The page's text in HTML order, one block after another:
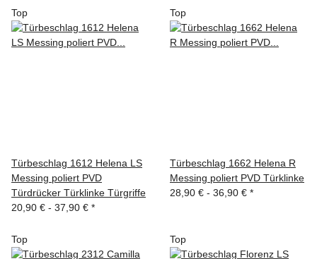
Top
Türbeschlag 1612 Helena LS
Messing poliert PVD
Türdrücker Türklinke Türgriffe
20,90 € - 37,90 € *
Top
Türbeschlag 1662 Helena R
Messing poliert PVD Türklinke
28,90 € - 36,90 € *
Top Top